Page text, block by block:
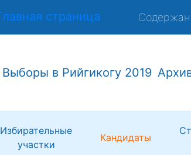
Выборы в Рийгикогу 2019
Избирательные
участки
Кандидаты